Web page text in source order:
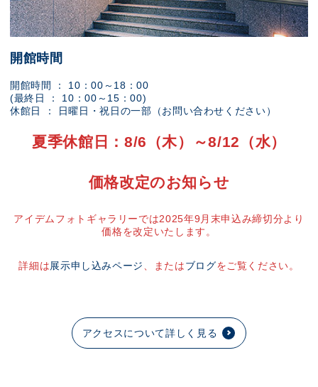
開館時間
開館時間 ： 10：00～18：00
(最終日 ： 10：00～15：00)
休館日 ： 日曜日・祝日の一部（お問い合わせください）
夏季休館日：8/6（木）～8/12（水）
価格改定のお知らせ
アイデムフォトギャラリーでは2025年9月末申込み締切分より
価格を改定いたします。
詳細は展示申し込みページ 、またはブログをご覧ください。
アクセスについて詳しく見る